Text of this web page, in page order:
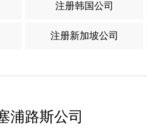
注册韩国公司
注册新加坡公司
浦路斯公司